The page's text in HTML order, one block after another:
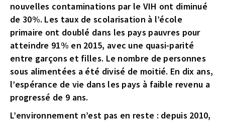
nouvelles contaminations par le VIH ont diminué
de 30%. Les taux de scolarisation à l’école
primaire ont doublé dans les pays pauvres pour
atteindre 91% en 2015, avec une quasi-parité
entre garçons et filles. Le nombre de personnes
sous alimentées a été divisé de moitié. En dix ans,
l’espérance de vie dans les pays à faible revenu a
progressé de 9 ans.
L’environnement n’est pas en reste : depuis 2010,